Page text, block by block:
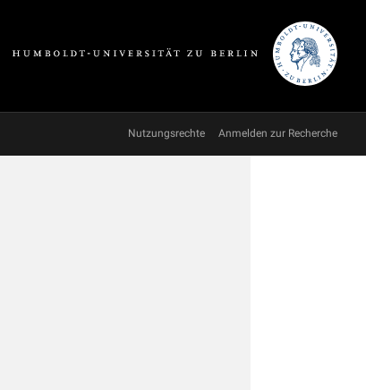
Nutzungsrechte Anmelden zur Recherche